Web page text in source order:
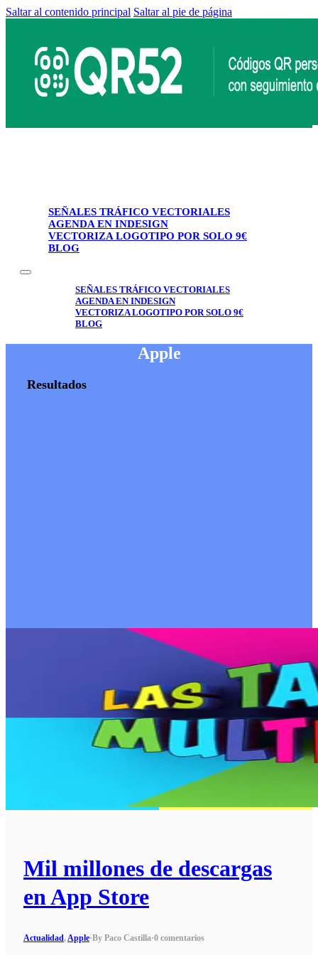
Saltar al contenido principal Saltar al pie de página
SEÑALES TRÁFICO VECTORIALES
AGENDA EN INDESIGN
VECTORIZA LOGOTIPO POR SOLO 9€
BLOG
SEÑALES TRÁFICO VECTORIALES
AGENDA EN INDESIGN
VECTORIZA LOGOTIPO POR SOLO 9€
BLOG
Apple
Resultados
Mil millones de descargas
en App Store
Actualidad,Apple·By Paco Castilla·0 comentarios